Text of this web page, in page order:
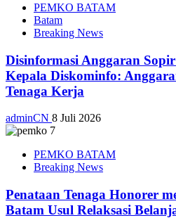
PEMKO BATAM
Batam
Breaking News
Disinformasi Anggaran
Kepala Diskominfo:
Tenaga Kerja
adminCN 8 Juli 2026
PEMKO BATAM
Breaking News
Penataan Tenaga Honorer
Batam Usul Relaksasi